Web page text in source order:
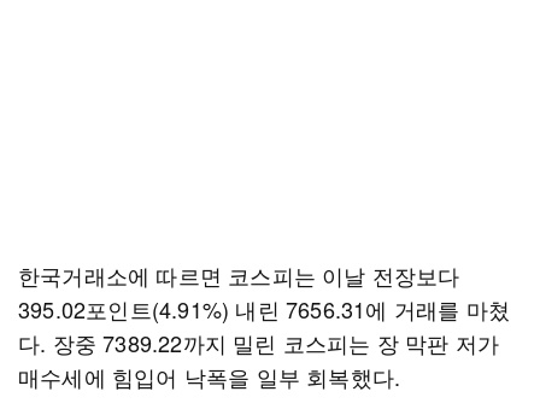
한국거래소에 따르면 코스피는 이날 전장보다
395.02포인트(4.91%) 내린 7656.31에 거래를 마쳤
다. 장중 7389.22까지 밀린 코스피는 장 막판 저가
매수세에 힘입어 낙폭을 일부 회복했다.